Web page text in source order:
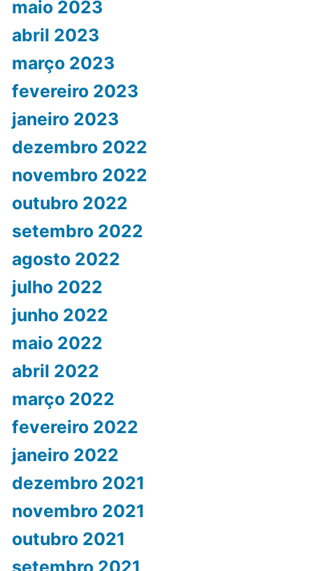
maio 2023
abril 2023
março 2023
fevereiro 2023
janeiro 2023
dezembro 2022
novembro 2022
outubro 2022
setembro 2022
agosto 2022
julho 2022
junho 2022
maio 2022
abril 2022
março 2022
fevereiro 2022
janeiro 2022
dezembro 2021
novembro 2021
outubro 2021
setembro 2021